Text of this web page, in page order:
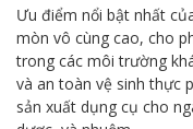
Ưu điểm nổi bật nhất
mòn vô cùng cao, cho
trong các môi trường
và an toàn vệ sinh thực
sản xuất dụng cụ cho